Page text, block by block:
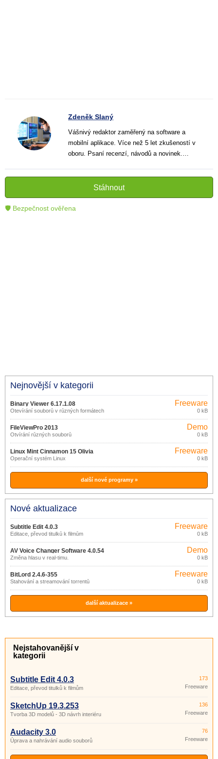
Zdeněk Slaný
Vášnivý redaktor zaměřený na software a
mobilní aplikace. Více než 5 let zkušeností v
oboru. Psaní recenzí, návodů a novinek.
pomáhají čtenářům lépe porozumět a využít
moderní technologie.
Stáhnout
🛡 Bezpečnost ověřena
Nejnovější v kategorii
Binary Viewer 6.17.1.08
Otevírání souborů v různých formátech
Freeware
0 kB
FileViewPro 2013
Otvírání různých souborů
Demo
0 kB
Linux Mint Cinnamon 15 Olivia
Operační systém Linux
Freeware
0 kB
další nové programy »
Nové aktualizace
Subtitle Edit 4.0.3
Editace, převod titulků k filmům
Freeware
0 kB
AV Voice Changer Software 4.0.54
Změna hlasu v real-timu.
Demo
0 kB
BitLord 2.4.6-355
Stahování a streamování torrentů
Freeware
0 kB
další aktualizace »
Nejstahovanější v
kategorii
Subtitle Edit 4.0.3
Editace, převod titulků k filmům
173
Freeware
SketchUp 19.3.253
Tvorba 3D modelů - 3D návrh interiéru
136
Freeware
Audacity 3.0
Úprava a nahrávání audio souborů
76
Freeware